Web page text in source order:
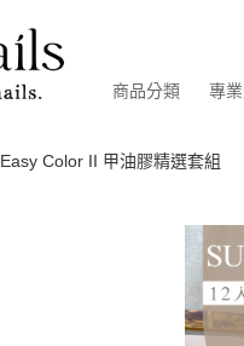
商品分類 專
Easy Color II 甲油膠精選套組